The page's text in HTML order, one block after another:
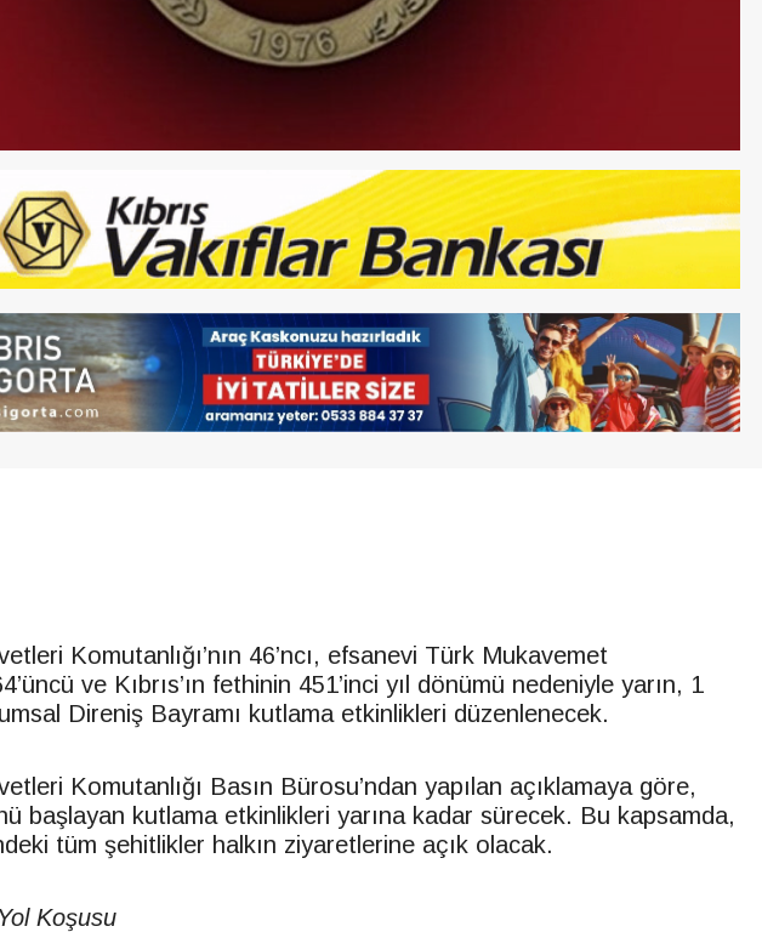
Komutanlığı’nın 46’ncı, efsanevi Türk Mukavemet
ve Kıbrıs’ın fethinin 451’inci yıl dönümü nedeniyle yarın, 1
Direniş Bayramı kutlama etkinlikleri düzenlenecek.
Komutanlığı Basın Bürosu’ndan yapılan açıklamaya göre,
başlayan kutlama etkinlikleri yarına kadar sürecek. Bu kapsamda,
tüm şehitlikler halkın ziyaretlerine açık olacak.
Koşusu